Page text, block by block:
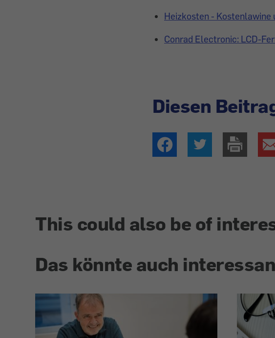
Heizkosten -
Conrad Electronic: LCD-
Diesen
This could also be of
Das könnte auch